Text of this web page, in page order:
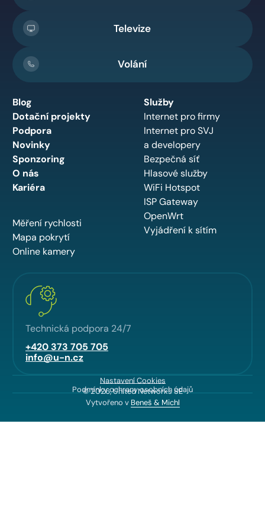
Televize
Volání
Blog
Dotační projekty
Podpora
Novinky
Sponzoring
O nás
Kariéra
Měření rychlosti
Mapa pokrytí
Online kamery
Služby
Internet pro firmy
Internet pro SVJ
a developery
Bezpečná síť
Hlasové služby
WiFi Hotspot
ISP Gateway
OpenWrt
Vyjádření k sítím
Technická podpora 24/7
+420 373 705 705
info@u-n.cz
Nastavení Cookies
Podmínky ochrany osobních údajů
© 2026, United Networks SE
Vytvořeno v Beneš & Michl